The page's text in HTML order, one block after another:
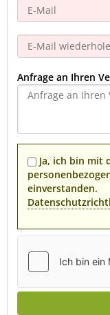
Anfrage an Ihren
Ja, ich bin mit
einverstanden.